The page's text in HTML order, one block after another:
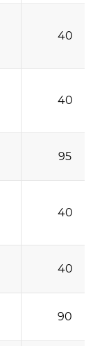
40
40
95
40
40
90